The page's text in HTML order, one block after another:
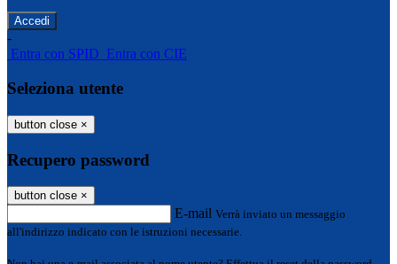
-
Entra con SPID Entra con CIE
Seleziona utente
button close ×
Recupero password
button close ×
E-mail Verrà inviato un messaggio
all'indirizzo indicato con le istruzioni necessarie.